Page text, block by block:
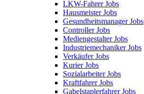
LKW-Fahrer Jobs
Hausmeister Jobs
Gesundheitsmanager Jobs
Controller Jobs
Mediengestalter Jobs
Industriemechaniker Jobs
Verkäufer Jobs
Kurier Jobs
Sozialarbeiter Jobs
Kraftfahrer Jobs
Gabelstaplerfahrer Jobs